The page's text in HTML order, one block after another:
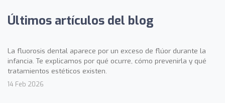
Últimos artículos del blog
La fluorosis dental aparece por un exceso de flúor durante la
infancia. Te explicamos por qué ocurre, cómo prevenirla y qué
tratamientos estéticos existen.
14 Feb 2026